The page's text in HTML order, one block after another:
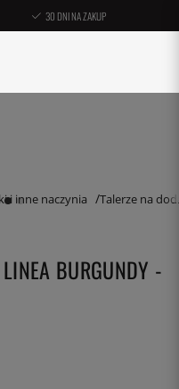
30 DNI NA ZAKUP
i inne naczynia Talerze na
BURGUNDY -